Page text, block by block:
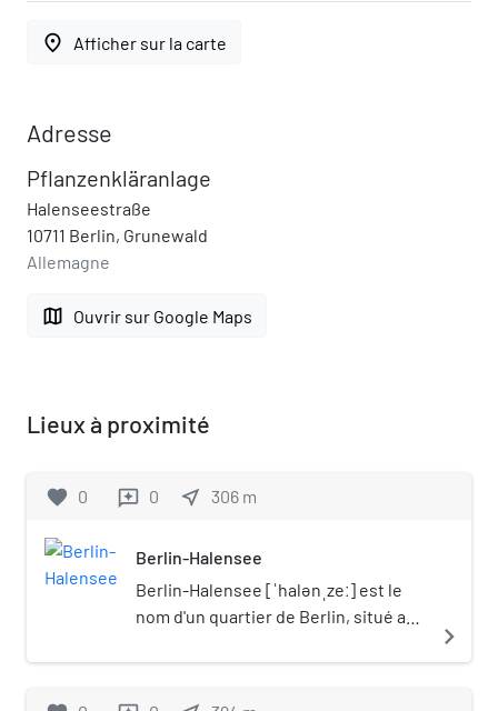
place Afficher sur la carte
Adresse
Pflanzenkläranlage
Halenseestraße
10711 Berlin, Grunewald
Allemagne
map Ouvrir sur Google Maps
Lieux à proximité
favorite 0 reviews 0 near_me 306 m
Berlin-Halensee
Berlin-Halensee [ˈhalənˌzeː] est le
nom d'un quartier de Berlin, situé au
Charlottenbourg-Wilmersdorf
navigate_next